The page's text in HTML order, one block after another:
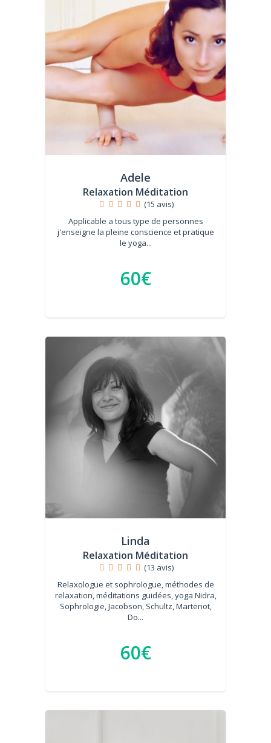
Adele
Relaxation Méditation
(15 avis)
Applicable a tous type de personnes
j'enseigne la pleine conscience et pratique
le yoga...
60€
Linda
Relaxation Méditation
(13 avis)
Relaxologue et sophrologue, méthodes de
relaxation, méditations guidées, yoga Nidra,
Sophrologie, Jacobson, Schultz, Martenot,
Do...
60€